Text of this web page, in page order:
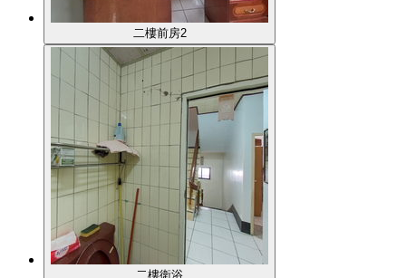
二樓前房2
二樓衛浴